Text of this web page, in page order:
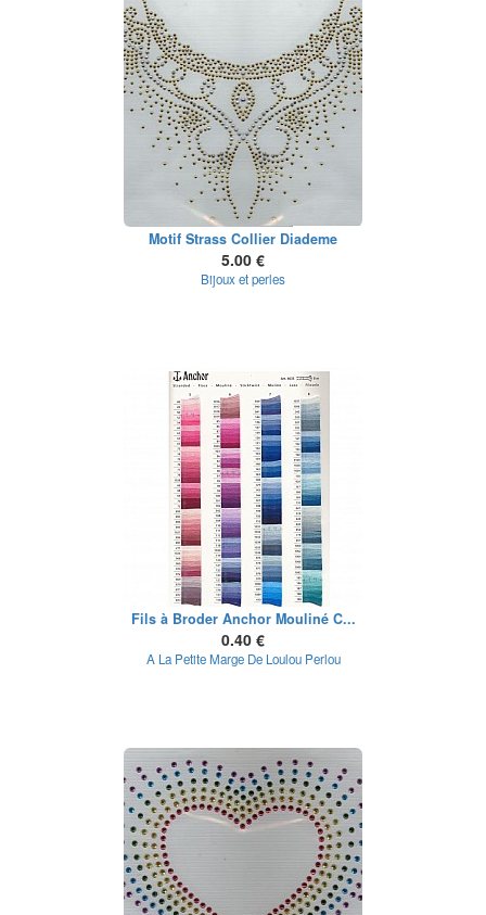
Motif Strass Collier Diademe
5.00 €
Bijoux et perles
Fils à Broder Anchor Mouliné C...
0.40 €
A La Petite Marge De Loulou Perlou